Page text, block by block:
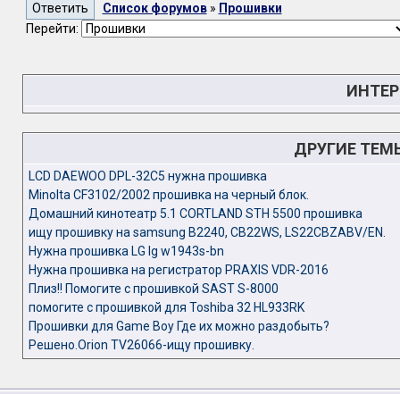
Список форумов» Прошивки
Перейти:
ДРУГИЕ
LCD DAEWOO DPL-32C5 нужна прошивка
Minolta CF3102/2002 прошивка на черный блок.
Домашний кинотеатр 5.1 CORTLAND STH 5500 прошивка
ищу прошивку на samsung B2240, CB22WS, LS22CBZABV/EN.
Нужна прошивка LG lg w1943s-bn
Нужна прошивка на регистратор PRAXIS VDR-2016
Плиз!! Помогите с прошивкой SAST S-8000
помогите с прошивкой для Toshiba 32 HL933RK
Прошивки для Game Boy Где их можно раздобыть?
Решено.Orion TV26066-ищу прошивку.